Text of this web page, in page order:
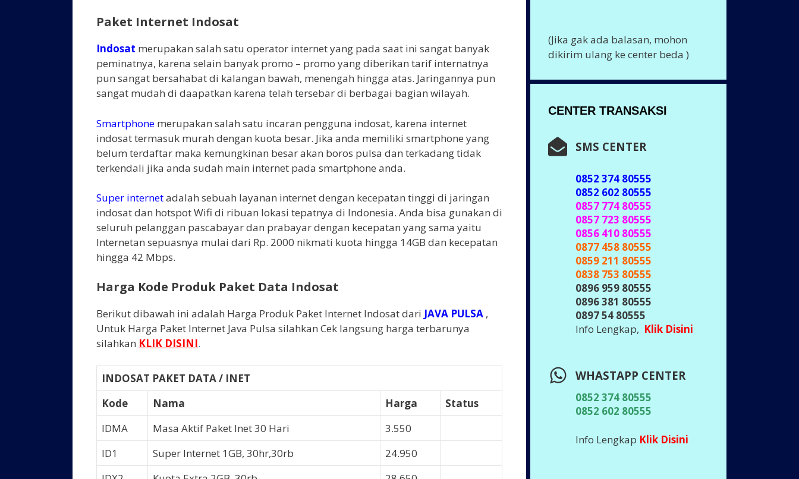
Paket Internet Indosat
Indosat merupakan salah satu operator internet yang pada saat ini sangat banyak
peminatnya, karena selain banyak promo – promo yang diberikan tarif internatnya
pun sangat bersahabat di kalangan bawah, menengah hingga atas. Jaringannya pun
sangat mudah di daapatkan karena telah tersebar di berbagai bagian wilayah.
Smartphone merupakan salah satu incaran pengguna indosat, karena internet
indosat termasuk murah dengan kuota besar. Jika anda memiliki smartphone yang
belum terdaftar maka kemungkinan besar akan boros pulsa dan terkadang tidak
terkendali jika anda sudah main internet pada smartphone anda.
Super internetadalah sebuah layanan internet dengan kecepatan tinggi di jaringan
indosat dan hotspot Wifi di ribuan lokasi tepatnya di Indonesia. Anda bisa gunakan di
seluruh pelanggan pascabayar dan prabayar dengan kecepatan yang sama yaitu
Internetan sepuasnya mulai dari Rp. 2000 nikmati kuota hingga 14GB dan kecepatan
hingga 42 Mbps.
Harga Kode Produk Paket Data Indosat
Berikut dibawah ini adalah Harga Produk Paket Internet Indosat dari JAVA PULSA ,
Untuk Harga Paket Internet Java Pulsa silahkan Cek langsung harga terbarunya
silahkan KLIK DISINI.
INDOSAT PAKET DATA / INET
Kode
Nama Harga
Status
IDMA
Masa Aktif Paket Inet 30 Hari 3.550
ID1
Super Internet 1GB, 30hr,30rb 24.950
(Jika gak ada balasan, mohon
dikirim ulang ke center beda )
CENTER TRANSAKSI
SMS CENTER
0852 374 80555
0852 602 80555
0857 774 80555
0857 723 80555
0856 410 80555
0877 458 80555
0859 211 80555
0838 753 80555
0896 959 80555
0896 381 80555
0897 54 80555
Info Lengkap, Klik Disini
WHASTAPP CENTER
0852 374 80555
0852 602 80555
Info Lengkap Klik Disini